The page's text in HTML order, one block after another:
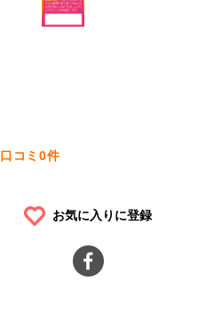
口コミ0件
お気に入りに登録